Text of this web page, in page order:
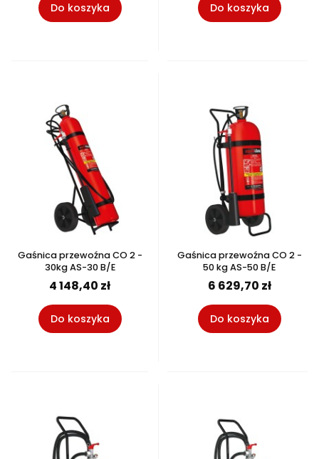
Do koszyka Do koszyka
Gaśnica przewoźna CO 2 -
30kg AS-30 B/E
4 148,40 zł
Do koszyka
Gaśnica przewoźna CO 2 -
50 kg AS-50 B/E
6 629,70 zł
Do koszyka